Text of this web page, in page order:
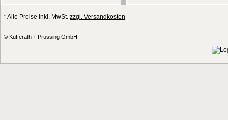
* Alle Preise inkl. MwSt. zzgl. Versandkosten
© Kufferath + Prüssing GmbH